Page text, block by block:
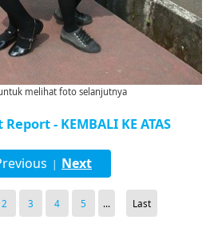
melihat foto selanjutnya
- KEMBALI KE ATAS
| Next
2 3 4 5 ... Last